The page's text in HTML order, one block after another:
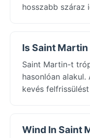
hosszabb száraz
Is Saint
Saint Martin-t
hasonlóan
kevés
Wind In Saint